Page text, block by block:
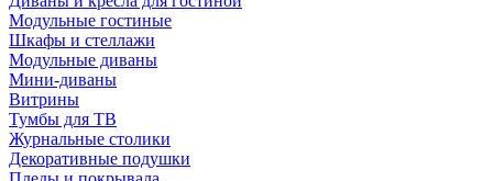
Модульные гостиные
Шкафы и стеллажи
Модульные диваны
Мини-диваны
Витрины
Тумбы для ТВ
Журнальные столики
Декоративные подушки